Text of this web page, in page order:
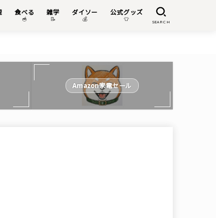
食べる
🥣
雑学
📝
ダイソー
💰
公式グッズ
👕 SEARCH
Amazon家電セール